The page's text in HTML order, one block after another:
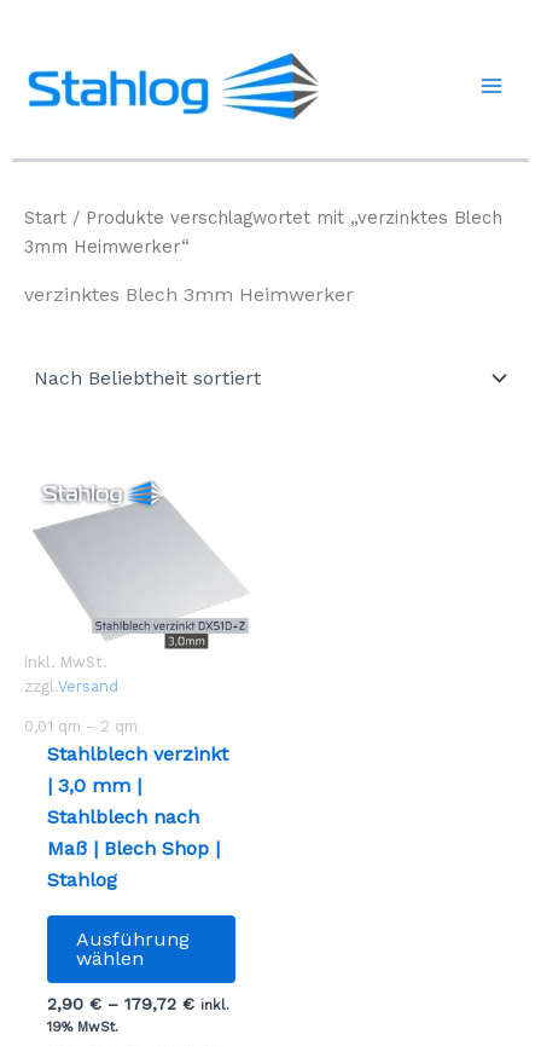
springen
Start / Produkte verschlagwortet mit „verzinktes Blech
3mm Heimwerker“
verzinktes Blech 3mm Heimwerker
inkl. MwSt.
zzgl.Versand
0,01 qm – 2 qm
Stahlblech verzinkt
| 3,0 mm |
Stahlblech nach
Maß | Blech Shop |
Stahlog
Ausführung
wählen
Dieses
weist
2,90€ –179,72€ inkl.
19% MwSt.